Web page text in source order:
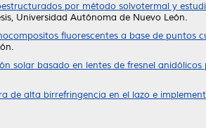
por método solvotermal y
Universidad Autónoma de Nuevo León.
fluorescentes a base de puntos
solar basado en lentes de fresnel
de alta birrefringencia en el lazo e